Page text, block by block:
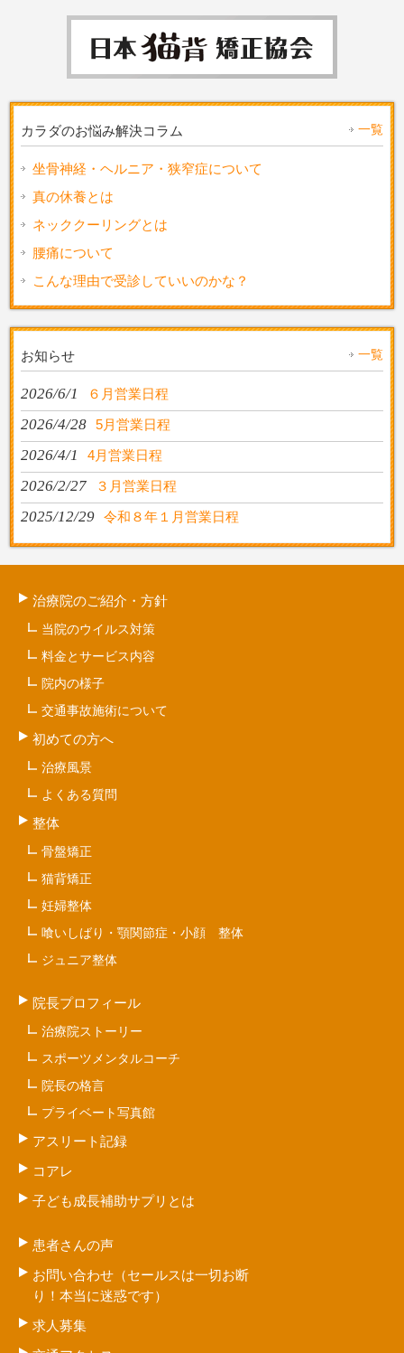
カラダのお悩み解決コラム 一覧
坐骨神経・ヘルニア・狭窄症について
真の休養とは
ネッククーリングとは
腰痛について
こんな理由で受診していいのかな？
お知らせ 一覧
2026/6/1 ６月営業日程
2026/4/28 5月営業日程
2026/4/1 4月営業日程
2026/2/27 ３月営業日程
2025/12/29 令和８年１月営業日程
治療院のご紹介・方針
当院のウイルス対策
料金とサービス内容
院内の様子
交通事故施術について
初めての方へ
治療風景
よくある質問
整体
骨盤矯正
猫背矯正
妊婦整体
喰いしばり・顎関節症・小顔 整体
ジュニア整体
院長プロフィール
治療院ストーリー
スポーツメンタルコーチ
院長の格言
プライベート写真館
アスリート記録
コアレ
子ども成長補助サプリとは
患者さんの声
お問い合わせ（セールスは一切お断
り！本当に迷惑です）
求人募集